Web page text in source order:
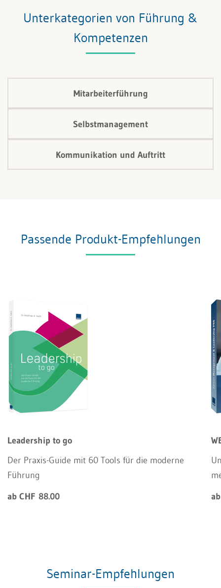
Zusammenarbeit zu fördern.
Unterkategorien von Führung &
Kompetenzen
Mitarbeiterführung
Selbstmanagement
Kommunikation und Auftritt
Passende Produkt-Empfehlungen
Leadership to go
Der Praxis-Guide mit 60 Tools für die moderne
Führung
ab CHF 88.00
Seminar-Empfehlungen